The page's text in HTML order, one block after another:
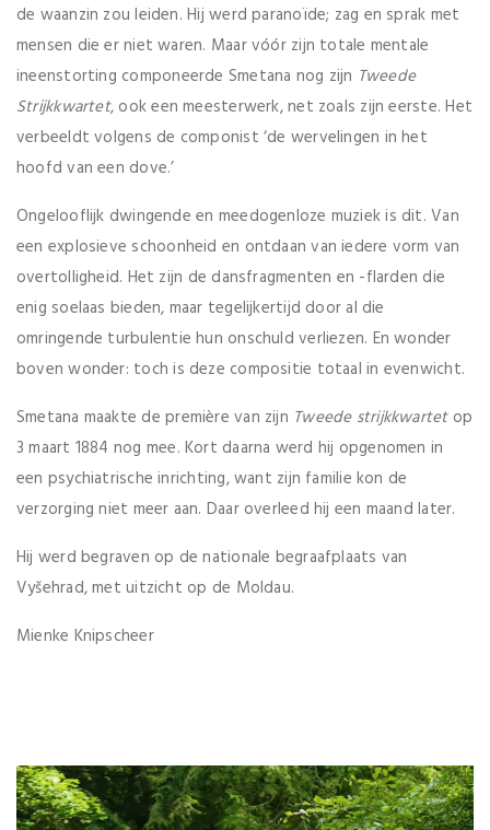
de waanzin zou leiden. Hij werd paranoïde; zag en sprak met
mensen die er niet waren. Maar vóór zijn totale mentale
ineenstorting componeerde Smetana nog zijn Tweede
Strijkkwartet, ook een meesterwerk, net zoals zijn eerste. Het
verbeeldt volgens de componist ‘de wervelingen in het
hoofd van een dove.’
Ongelooflijk dwingende en meedogenloze muziek is dit. Van
een explosieve schoonheid en ontdaan van iedere vorm van
overtolligheid. Het zijn de dansfragmenten en -flarden die
enig soelaas bieden, maar tegelijkertijd door al die
omringende turbulentie hun onschuld verliezen. En wonder
boven wonder: toch is deze compositie totaal in evenwicht.
Smetana maakte de première van zijn Tweede strijkkwartet op
3 maart 1884 nog mee. Kort daarna werd hij opgenomen in
een psychiatrische inrichting, want zijn familie kon de
verzorging niet meer aan. Daar overleed hij een maand later.
Hij werd begraven op de nationale begraafplaats van
Vyšehrad, met uitzicht op de Moldau.
Mienke Knipscheer